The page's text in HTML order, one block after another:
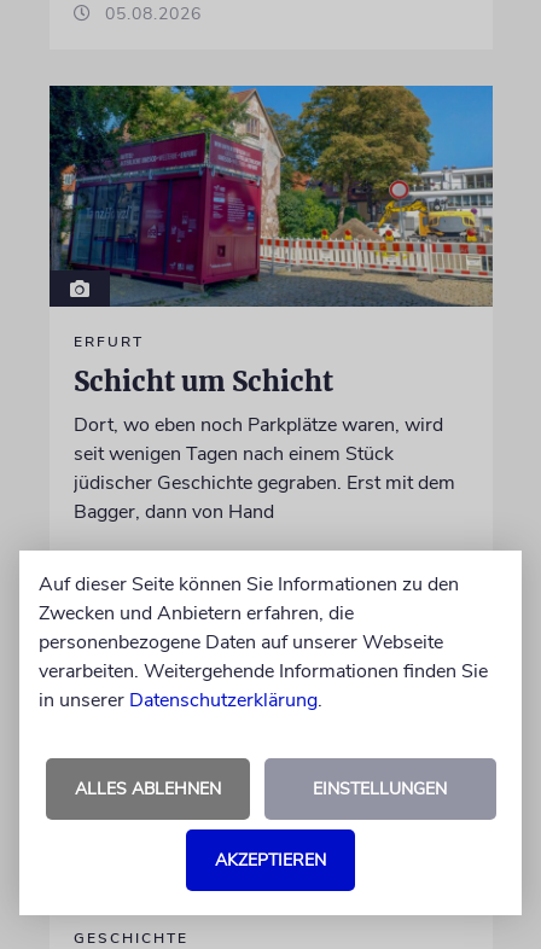
05.08.2026
ERFURT
Schicht um Schicht
Dort, wo eben noch Parkplätze waren, wird
seit wenigen Tagen nach einem Stück
jüdischer Geschichte gegraben. Erst mit dem
Bagger, dann von Hand
von Katrin Richter
05.08.2026
GESCHICHTE
Auf dieser Seite können Sie Informationen zu den
Zwecken und Anbietern erfahren, die
personenbezogene Daten auf unserer Webseite
verarbeiten. Weitergehende Informationen finden Sie
in unserer Datenschutzerklärung.
ALLES ABLEHNEN EINSTELLUNGEN
AKZEPTIEREN